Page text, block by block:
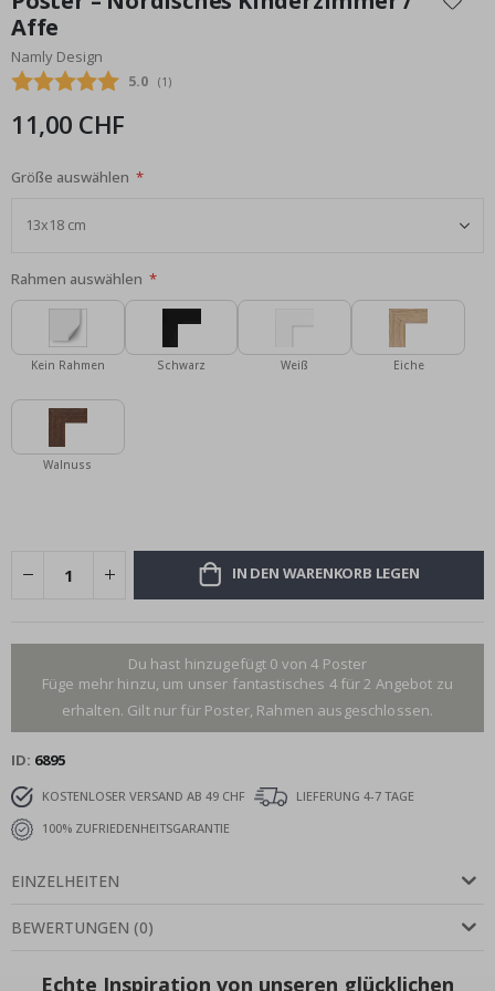
der
Bildgalerie
springen
Affe
Namly Design
Durchschnittliche Bewertung:
5.0 (abgegebene bewertungen:
1 )
11,00 CHF
Größe auswählen
Rahmen auswählen
Kein Rahmen Schwarz Weiß Eiche
Walnuss
IN DEN WARENKORB LEGEN
Du hast hinzugefügt 0 von 4 Poster
Füge mehr hinzu, um unser fantastisches 4 für 2 Angebot zu
erhalten. Gilt nur für Poster, Rahmen ausgeschlossen.
ID 6895
KOSTENLOSER VERSAND AB 49 CHF
LIEFERUNG 4-7 TAGE
100% ZUFRIEDENHEITSGARANTIE
EINZELHEITEN
BEWERTUNGEN (0)
Echte Inspiration von unseren glücklichen